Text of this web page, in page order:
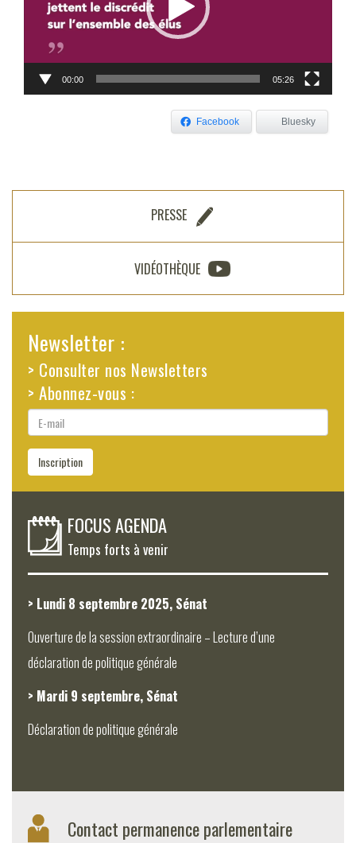
00:00 05:26
Facebook Bluesky
PRESSE
VIDÉOTHÈQUE
Newsletter :
> Consulter nos Newsletters
> Abonnez-vous :
E-
mail
Inscription
FOCUS AGENDA
Temps forts à venir
> Lundi 8 septembre 2025, Sénat
Ouverture de la session extraordinaire – Lecture d’une
déclaration de politique générale
> Mardi 9 septembre, Sénat
Déclaration de politique générale
Contact permanence parlementaire